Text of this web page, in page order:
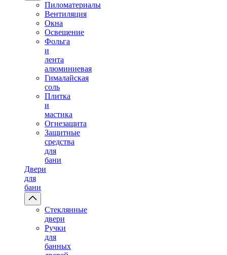
Пиломатериалы
Вентиляция
Окна
Освещение
Фольга
и
лента
алюминиевая
Гималайская
соль
Плитка
и
мастика
Огнезащита
Защитные
средства
для
бани
Двери
для
бани
Стеклянные
двери
Ручки
для
банных